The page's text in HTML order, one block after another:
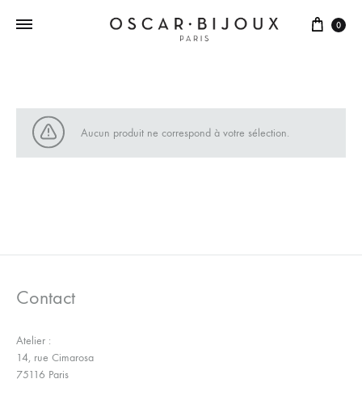
0
Aucun produit ne correspond à votre sélection.
Contact
Atelier :
14, rue Cimarosa
75116 Paris